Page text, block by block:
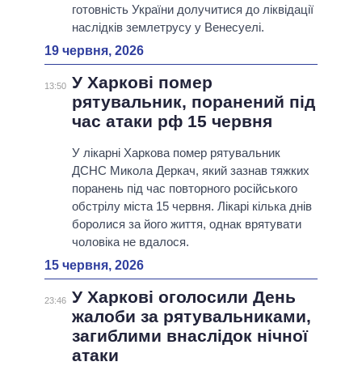
готовність України долучитися до ліквідації
наслідків землетрусу у Венесуелі.
19 червня, 2026
13:50 У Харкові помер
рятувальник, поранений під
час атаки рф 15 червня
У лікарні Харкова помер рятувальник
ДСНС Микола Деркач, який зазнав тяжких
поранень під час повторного російського
обстрілу міста 15 червня. Лікарі кілька днів
боролися за його життя, однак врятувати
чоловіка не вдалося.
15 червня, 2026
23:46 У Харкові оголосили День
жалоби за рятувальниками,
загиблими внаслідок нічної
атаки